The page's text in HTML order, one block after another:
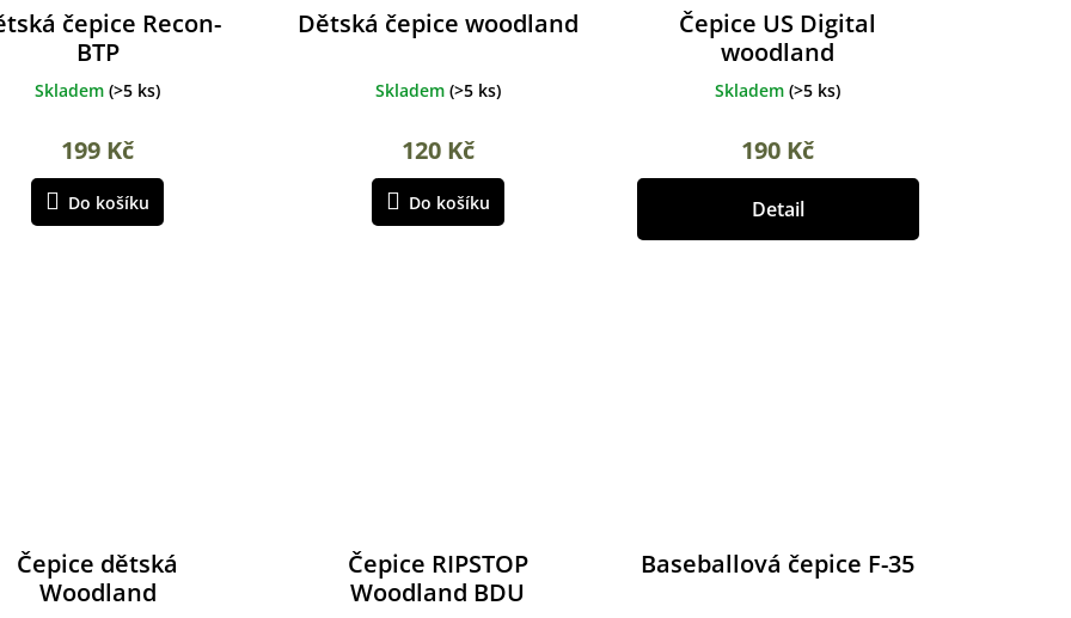
čepice Recon-
BTP
Skladem(>5 ks)
199 Kč
Do košíku
Dětská čepice woodland
Skladem (>5 ks)
120 Kč
Do košíku
Čepice US Digital
woodland
Skladem(>5 ks)
190 Kč
Detail
Čepice dětská
Woodland
Čepice RIPSTOP
Woodland BDU
Baseballová čepice F-35